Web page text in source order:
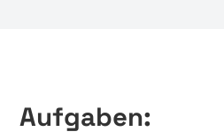
Aufgaben: